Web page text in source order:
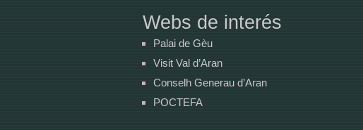
Webs de interés
Palai de Gèu
Visit Val d’Aran
Conselh Generau d’Aran
POCTEFA